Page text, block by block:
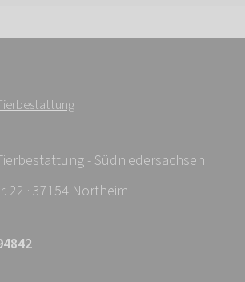
Tierbestattung - Südniedersachsen
22 · 37154 Northeim